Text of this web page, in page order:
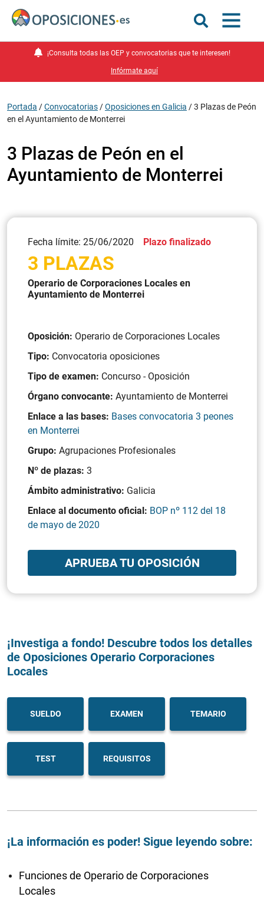
¡Consulta todas las OEP y convocatorias que te interesen!
Infórmate aquí
Portada /Convocatorias /Oposiciones en Galicia /3 Plazas de Peón
en el Ayuntamiento de Monterrei
3 Plazas de Peón en el
Ayuntamiento de Monterrei
Fecha límite: 25/06/2020 Plazo finalizado
3 PLAZAS
Operario de Corporaciones Locales en
Ayuntamiento de Monterrei
Oposición: Operario de Corporaciones Locales
Tipo: Convocatoria oposiciones
Tipo de examen: Concurso - Oposición
Órgano convocante: Ayuntamiento de Monterrei
Enlace a las bases: Bases convocatoria 3 peones
en Monterrei
Grupo: Agrupaciones Profesionales
Nº de plazas: 3
Ámbito administrativo: Galicia
Enlace al documento oficial: BOP nº 112 del 18
de mayo de 2020
APRUEBA TU OPOSICIÓN
¡Investiga a fondo! Descubre todos los detalles
de Oposiciones Operario Corporaciones
Locales
SUELDO EXAMEN TEMARIO
TEST REQUISITOS
¡La información es poder! Sigue leyendo sobre:
Funciones de Operario de Corporaciones
Locales